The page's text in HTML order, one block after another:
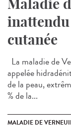
Maladie
inattendu
cutanée
La maladie de
appelée
de la peau,
% de la...
MALADIE DE